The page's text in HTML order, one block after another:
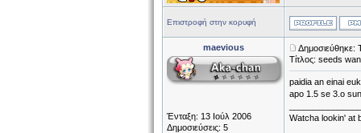
Επιστροφή στην κορυφή
maevious
Ένταξη: 13 Ιούλ 2006
Δημοσιεύσεις: 5
Δημοσιεύθηκε:
Τίτλος: seeds
paidia an einai
apo 1.5 se 3.o
Watcha lookin' at